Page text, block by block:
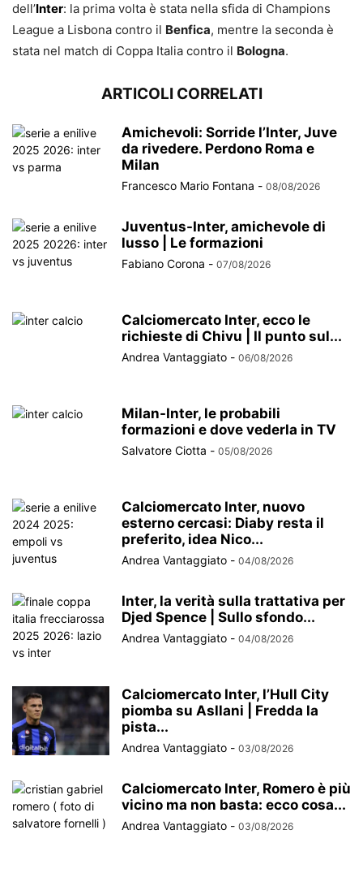
dell’Inter: la prima volta è stata nella sfida di Champions
League a Lisbona contro il Benfica, mentre la seconda è
stata nel match di Coppa Italia contro il Bologna.
ARTICOLI CORRELATI
Amichevoli: Sorride l’Inter, Juve
da rivedere. Perdono Roma e
Milan
Francesco Mario Fontana - 08/08/2026
Juventus-Inter, amichevole di
lusso | Le formazioni
Fabiano Corona - 07/08/2026
Calciomercato Inter, ecco le
richieste di Chivu | Il punto sul...
Andrea Vantaggiato - 06/08/2026
Milan-Inter, le probabili
formazioni e dove vederla in TV
Salvatore Ciotta - 05/08/2026
Calciomercato Inter, nuovo
esterno cercasi: Diaby resta il
preferito, idea Nico...
Andrea Vantaggiato - 04/08/2026
Inter, la verità sulla trattativa per
Djed Spence | Sullo sfondo...
Andrea Vantaggiato - 04/08/2026
Calciomercato Inter, l’Hull City
piomba su Asllani | Fredda la
pista...
Andrea Vantaggiato - 03/08/2026
Calciomercato Inter, Romero è più
vicino ma non basta: ecco cosa...
Andrea Vantaggiato - 03/08/2026